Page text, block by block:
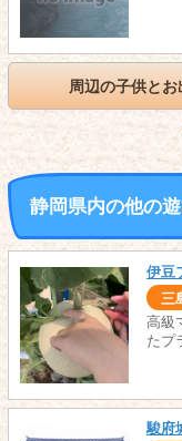
周辺の子供と
静岡県内の他の
伊豆
三
高級
たプ
駿府